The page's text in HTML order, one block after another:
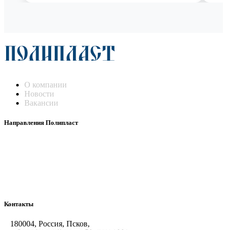
О компании
Новости
Вакансии
Направления Полипласт
Контакты
180004, Россия, Псков,